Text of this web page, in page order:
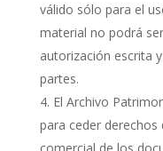
válido sólo para el
material no podrá
autorización escrita
partes.
El Archivo
para ceder